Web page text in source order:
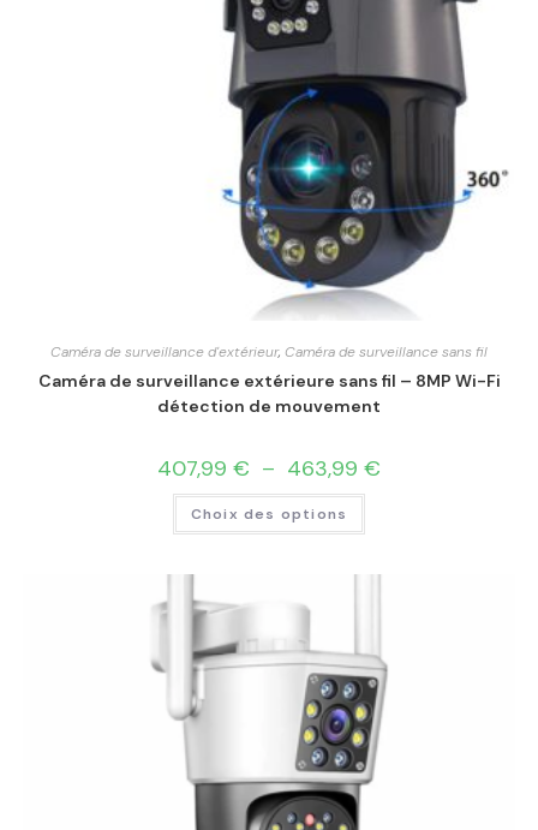
Caméra de surveillance d'extérieur, Caméra de surveillance sans fil
Caméra de surveillance extérieure sans fil – 8MP Wi-Fi
détection de mouvement
407,99 € – 463,99 €
Choix des options